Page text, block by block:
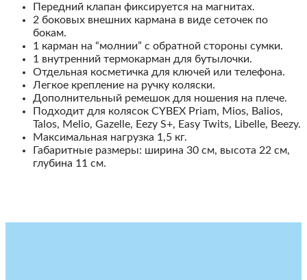
Передний клапан фиксируется на магнитах.
2 боковых внешних кармана в виде сеточек по
бокам.
1 карман на “молнии” с обратной стороны сумки.
1 внутренний термокарман для бутылочки.
Отдельная косметичка для ключей или телефона.
Легкое крепление на ручку коляски.
Дополнительный ремешок для ношения на плече.
Подходит для колясок CYBEX Priam, Mios, Balios,
Talos, Melio, Gazelle, Eezy S+, Easy Twits, Libelle, Beezy.
Максимальная нагрузка 1,5 кг.
Габаритные размеры: ширина 30 см, высота 22 см,
глубина 11 см.